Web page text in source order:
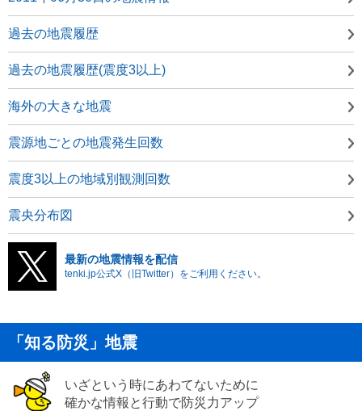
過去の地震履歴
過去の地震履歴(震度3以上)
海外の大きな地震
震源地ごとの地震発生回数
震度3以上の地域別観測回数
震央分布図
最新の地震情報を配信
tenki.jp公式X（旧Twitter）をご利用ください。
「知る防災」地震
いざという時にあわてないために
確かな情報と行動で防災力アップ